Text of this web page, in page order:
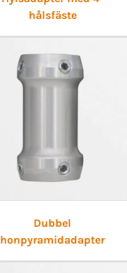
hålsfäste
Dubbel
honpyramidadapter